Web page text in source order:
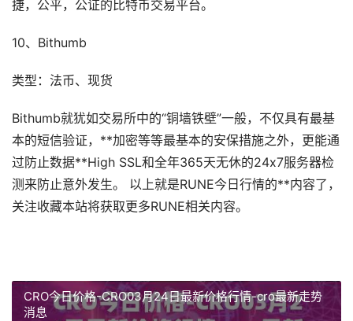
捷，公平，公证的比特币交易平台。
10、Bithumb
类型：法币、现货
Bithumb就犹如交易所中的“铜墙铁壁”一般，不仅具有最基
本的短信验证，**加密等等最基本的安保措施之外，更能通
过防止数据**High SSL和全年365天无休的24x7服务器检
测来防止意外发生。 以上就是RUNE今日行情的**内容了，
关注收藏本站将获取更多RUNE相关内容。
CRO今日价格-CRO03月24日最新价格行情-cro最新走势
消息